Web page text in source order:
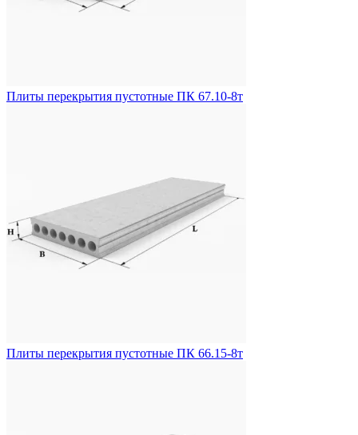
Плиты перекрытия пустотные ПК 67.10-8т
Плиты перекрытия пустотные ПК 66.15-8т